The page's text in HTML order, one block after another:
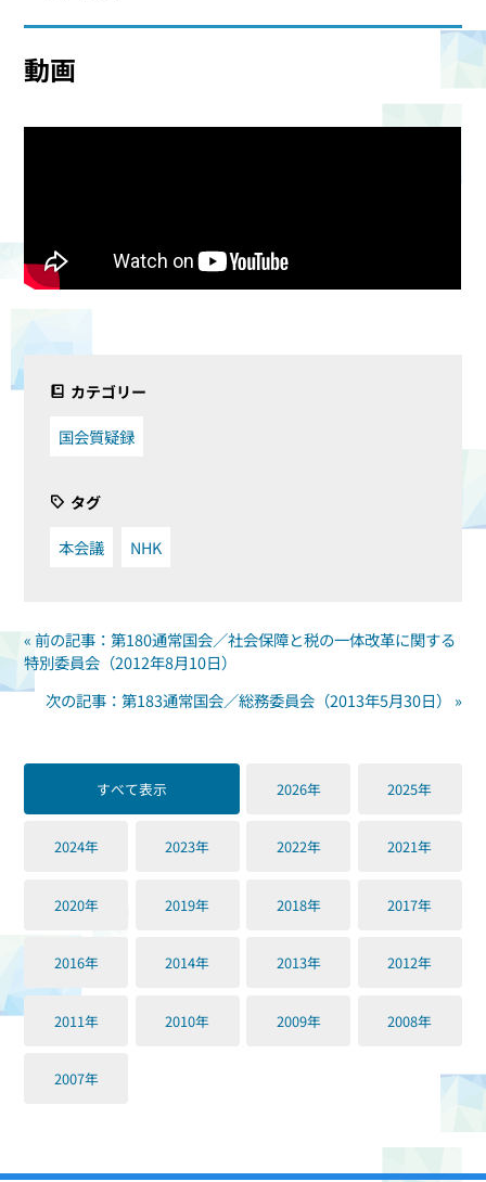
動画
カテゴリー
国会質疑録
タグ
本会議 NHK
« 前の記事：第180通常国会／社会保障と税の一体改革に関する
特別委員会（2012年8月10日）
次の記事：第183通常国会／総務委員会（2013年5月30日） »
すべて表示 2026年 2025年
2024年 2023年 2022年 2021年
2020年 2019年 2018年 2017年
2016年 2014年 2013年 2012年
2011年 2010年 2009年 2008年
2007年